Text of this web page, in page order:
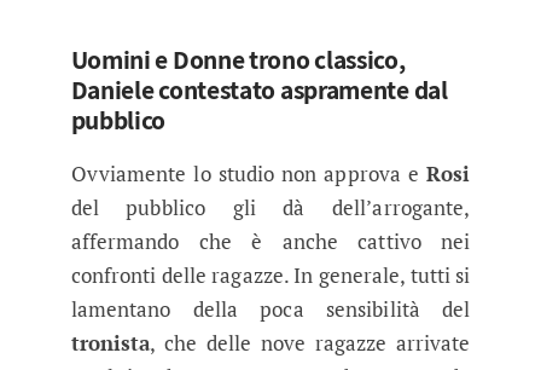
Uomini e Donne trono classico,
Daniele contestato aspramente dal
pubblico
Ovviamente lo studio non approva eRosi
del pubblico gli dà dell’arrogante,
affermando che è anche cattivo nei
confronti delle ragazze. In generale, tutti si
lamentano della poca sensibilità del
tronista, che delle nove ragazze arrivate